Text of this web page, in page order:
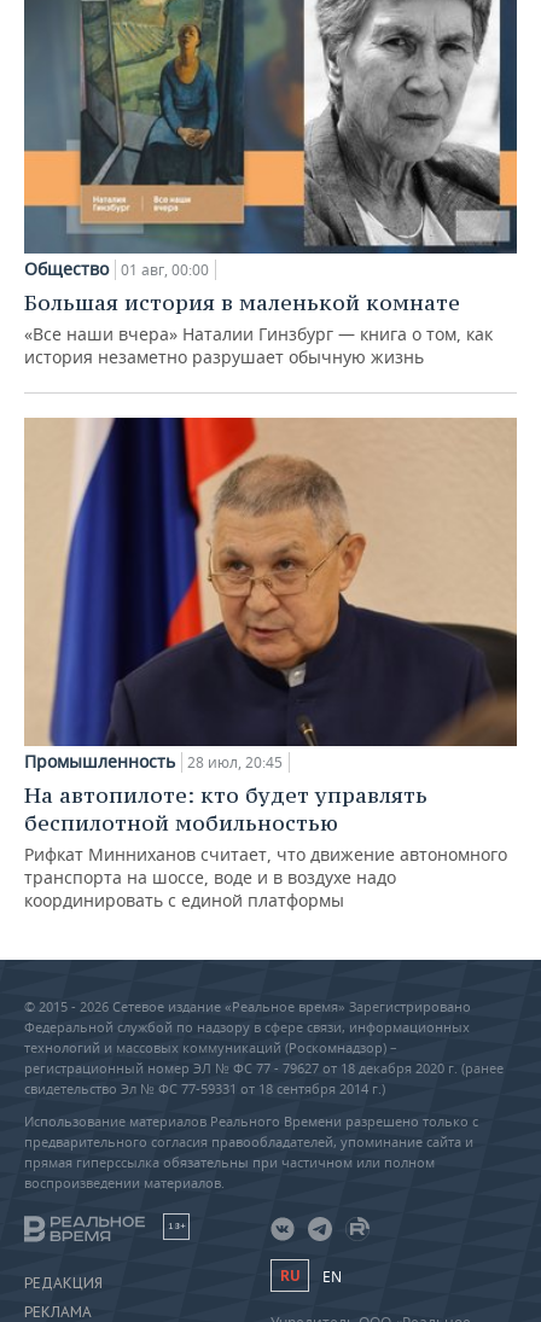
Общество 01 авг, 00:00
Большая история в маленькой комнате
«Все наши вчера» Наталии Гинзбург — книга о том, как
история незаметно разрушает обычную жизнь
Промышленность 28 июл, 20:45
На автопилоте: кто будет управлять
беспилотной мобильностью
Рифкат Минниханов считает, что движение автономного
транспорта на шоссе, воде и в воздухе надо
координировать с единой платформы
© 2015 - 2026 Сетевое издание «Реальное время» Зарегистрировано
Федеральной службой по надзору в сфере связи, информационных
технологий и массовых коммуникаций (Роскомнадзор) –
регистрационный номер ЭЛ № ФС 77 - 79627 от 18 декабря 2020 г. (ранее
свидетельство Эл № ФС 77-59331 от 18 сентября 2014 г.)
Использование материалов Реального Времени разрешено только с
предварительного согласия правообладателей, упоминание сайта и
прямая гиперссылка обязательны при частичном или полном
воспроизведении материалов.
18+
РЕДАКЦИЯ
РЕКЛАМА
RU EN